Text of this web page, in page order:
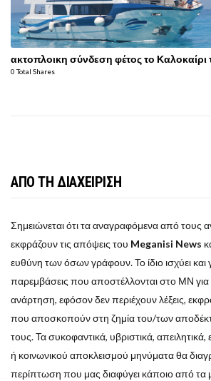
ακτοπλοικη σύνδεση φέτος το Καλοκαίρι
0 Total Shares
ΑΠΟ ΤΗ ΔΙΑΧΕΙΡΙΣΗ
Σημειώνεται ότι τα αναγραφόμενα από τους
εκφράζουν τις απόψεις του Meganisi News
ευθύνη των όσων γράφουν. Το ίδιο ισχύει και
παρεμβάσεις που αποστέλλονται στο ΜΝ
ανάρτηση, εφόσον δεν περιέχουν λέξεις,
που αποσκοπούν στη ζημία του/των
τους. Τα συκοφαντικά, υβριστικά, απειλητικά,
ή κοινωνικού αποκλεισμού μηνύματα θα
περίπτωση που μας διαφύγει κάποιο από τα